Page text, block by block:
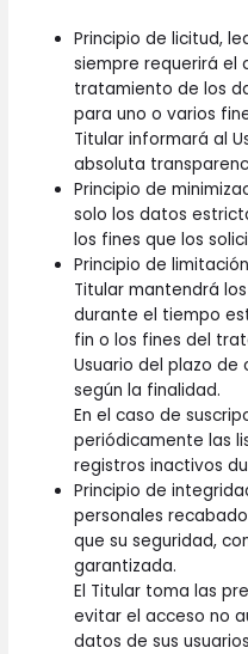
Principio de licitud,
siempre requerirá el
tratamiento de los
para uno o varios
Titular informará al
absoluta
Principio de
solo los datos
los fines que los
Principio de
Titular mantendrá
durante el tiempo
fin o los fines del
Usuario del plazo
según la finalidad.
En el caso de
periódicamente las
registros inactivos
Principio de
personales
que su seguridad,
garantizada.
El Titular toma las
evitar el acceso no
datos de sus